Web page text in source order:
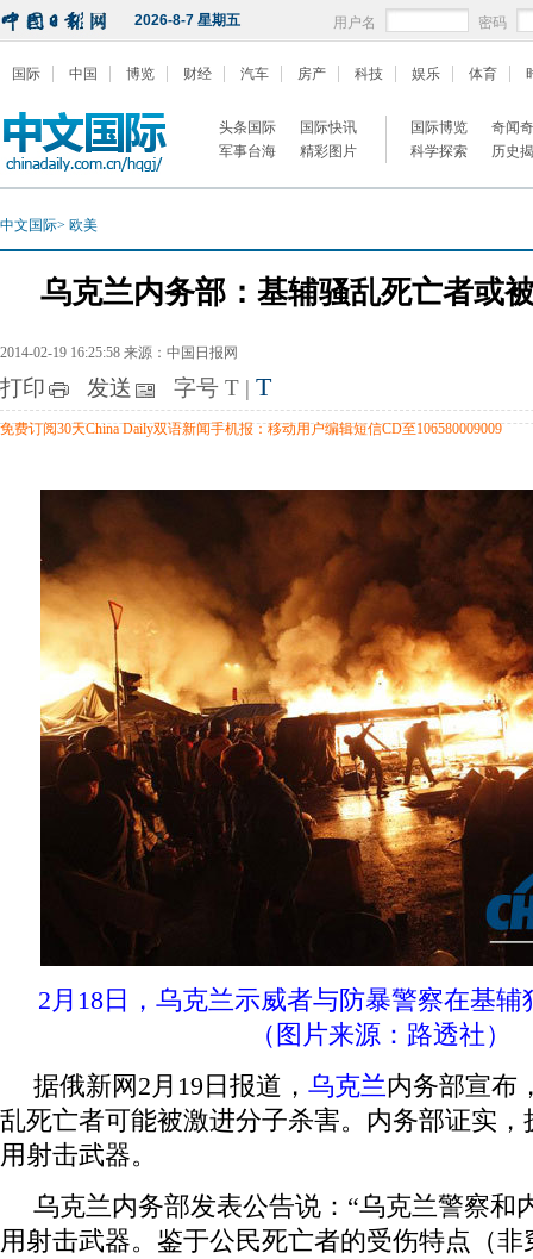
2026-8-7 星期五 用户名 密码
国际 中国 博览 财经 汽车 房产 科技 娱乐 体育
头条国际
国际快讯
军事台海
精彩图片
国际博览
奇闻
科学探索
历史
中文国际> 欧美
乌克兰内务部：基辅骚乱死亡者或
2014-02-19 16:25:58 来源：中国日报网
打印 发送 字号 T | T
免费订阅30天China Daily双语新闻手机报：移动用户编辑短信CD至106580009009
2月18日，乌克兰示威者与防暴警察在基
（图片来源：路透社）
据俄新网2月19日报道， 乌克兰内务部宣布
乱死亡者可能被激进分子杀害。内务部证实
用射击武器。
乌克兰内务部发表公告说：“乌克兰警察和
用射击武器。鉴于公民死亡者的受伤特点（